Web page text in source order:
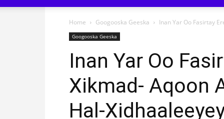
Home Googooska Geeska Inan Yar Oo Fasirtay
Googooska Geeska
Inan Yar Oo
Xikmad- Aqoon
Hal-